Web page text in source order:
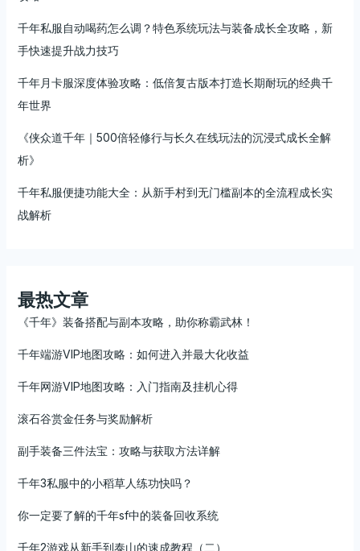
千年私服自动喝药怎么调？特色系统玩法与装备成长全攻略，新
手快速提升战力技巧
千年月卡服深度体验攻略：低倍复古版本打造长期耐玩的经典千
年世界
《侠众道千年｜500倍轻修行与长久在线玩法的沉浸式成长全解
析》
千年私服便捷功能大全：从新手村到无门槛副本的全流程成长实
战解析
最热文章
《千年》装备搭配与副本攻略，助你称霸武林！
千年端游VIP地图攻略：如何进入并最大化收益
千年网游VIP地图攻略：入门指南及挂机心得
滚石谷赏金任务与奖励解析
副手装备三件法宝：攻略与获取方法详解
千年3私服中的小稻草人练功快吗？
你一定要了解的千年sf中的装备回收系统
千年2游戏从新手到泰山的速成教程（二）